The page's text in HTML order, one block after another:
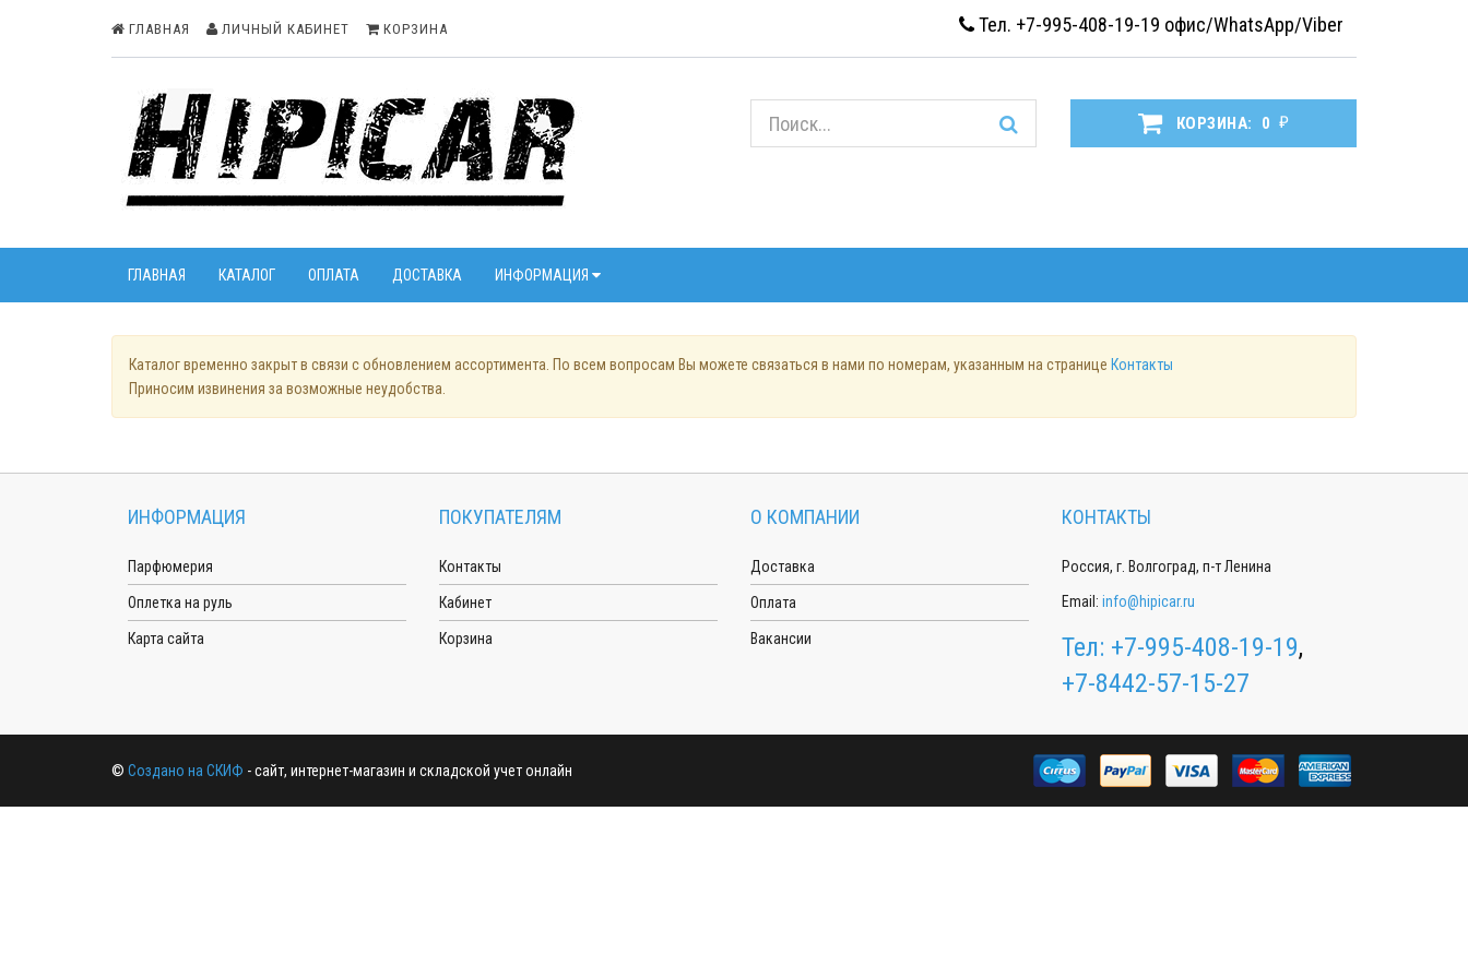
ГЛАВНАЯ ЛИЧНЫЙ КАБИНЕТ КОРЗИНА Тел. +7-995-408-19-19 офис/WhatsApp/Viber
КОРЗИНА: 0 ₽
ГЛАВНАЯ КАТАЛОГ ОПЛАТА ДОСТАВКА ИНФОРМАЦИЯ
Каталог временно закрыт в связи с обновлением ассортимента. По всем вопросам Вы можете связаться в нами по номерам, указанным на странице Контакты
Приносим извинения за возможные неудобства.
ИНФОРМАЦИЯ
Парфюмерия
Оплетка на руль
Карта сайта
ПОКУПАТЕЛЯМ
Контакты
Кабинет
Корзина
О КОМПАНИИ
Доставка
Оплата
Вакансии
КОНТАКТЫ
Россия, г. Волгоград, п-т Ленина
Email: info@hipicar.ru
Тел: +7-995-408-19-19,
+7-8442-57-15-27
© Создано на СКИФ - сайт, интернет-магазин и складской учет онлайн